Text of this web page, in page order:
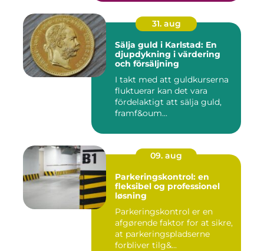
31. aug
Sälja guld i Karlstad: En
djupdykning i värdering
och försäljning
I takt med att guldkurserna
fluktuerar kan det vara
fördelaktigt att sälja guld,
framf&oum...
09. aug
Parkeringskontrol: en
fleksibel og professionel
løsning
Parkeringskontrol er en
afgørende faktor for at sikre,
at parkeringspladserne
forbliver tilg&...